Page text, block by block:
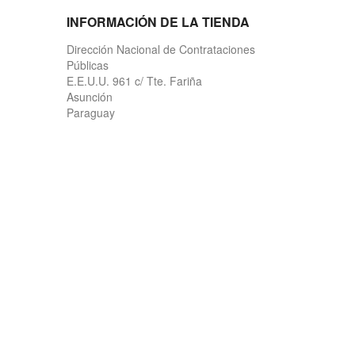
INFORMACIÓN DE LA TIENDA
Dirección Nacional de Contrataciones
Públicas
E.E.U.U. 961 c/ Tte. Fariña
Asunción
Paraguay